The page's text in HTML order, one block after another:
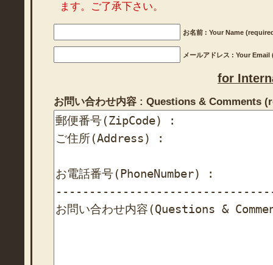
ます。ご了承下さい。
お名前 : Your Name
メールアドレス : Your
for
お問い合わせ内容 : Questions & Comments